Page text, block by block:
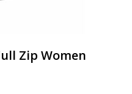
Zip Women